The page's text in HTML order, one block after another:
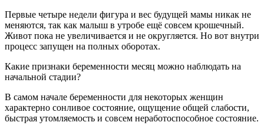
Первые четыре недели фигура и вес будущей мамы никак не
меняются, так как малыш в утробе ещё совсем крошечный.
Живот пока не увеличивается и не округляется. Но вот внутри
процесс запущен на полных оборотах.
Какие признаки беременности месяц можно наблюдать на
начальной стадии?
В самом начале беременности для некоторых женщин
характерно сонливое состояние, ощущение общей слабости,
быстрая утомляемость и совсем неработоспособное состояние.